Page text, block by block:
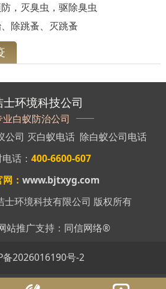
，灭臭虫，驱除臭虫
除跳蚤、灭跳蚤
士环境科技公司
业白蚁防治公司
公司 灭白蚁电话 除白蚁公司电话
话： 400-6600-607
： www.bjtxyg.com
环境科技有限公司 版权所有
站推广支持： 同信网络®
备2026016190号-2